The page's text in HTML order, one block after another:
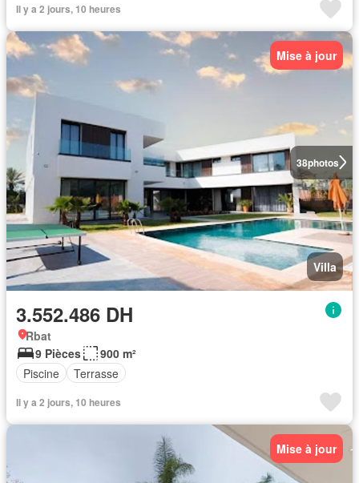
Il y a 2 jours, 10 heures
38photos
Mise à jour
Villa
3.552.486 DH
Rbat
9 Pièces
900 m²
Piscine
Terrasse
Il y a 2 jours, 10 heures
Mise à jour